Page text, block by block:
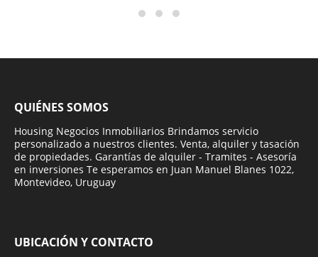
QUIÉNES SOMOS
Housing Negocios Inmobiliarios Brindamos servicio
personalizado a nuestros clientes. Venta, alquiler y tasación
de propiedades. Garantías de alquiler - Tramites - Asesoría
en inversiones Te esperamos en Juan Manuel Blanes 1022,
Montevideo, Uruguay
UBICACIÓN Y CONTACTO